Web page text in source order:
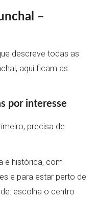
–
descreve todas as
aqui ficam as
por interesse
precisa de
e histórica, com
e para estar perto de
escolha o centro